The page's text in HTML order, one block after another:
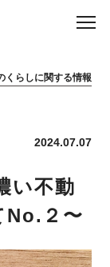
くらしに関する情報
2024.07.07
い不動
No.２〜